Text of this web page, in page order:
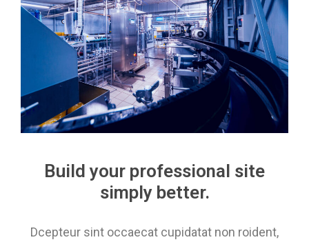
Build your professional site
simply better.
Dcepteur sint occaecat cupidatat non roident,